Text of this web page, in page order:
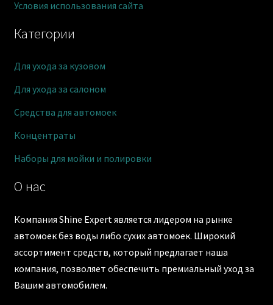
О нас
Компания Shine Expert является лидером на рынке
автомоек без воды либо сухих автомоек. Широкий
ассортимент средств, который предлагает наша
компания, позволяет обеспечить премиальный уход за
Вашим автомобилем.
Категории
Для ухода за кузовом
Для ухода за салоном
Средства для автомоек
Концентраты
Наборы для мойки и полировки
Условия использования сайта